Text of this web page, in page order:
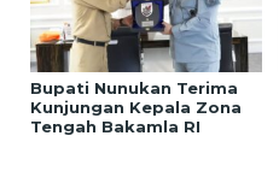
Bupati Nunukan Terima
Kunjungan Kepala Zona
Tengah Bakamla RI